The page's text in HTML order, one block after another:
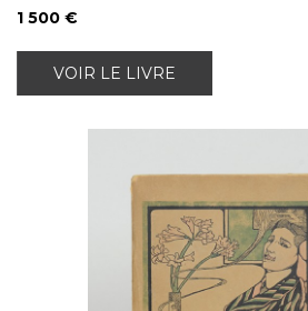
1 500 €
VOIR LE LIVRE